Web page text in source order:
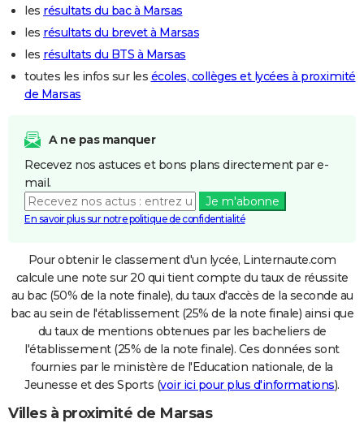
les résultats du bac à Marsas
les résultats du brevet à Marsas
les résultats du BTS à Marsas
toutes les infos sur les écoles, collèges et lycées à proximité
de Marsas
A ne pas manquer
Recevez nos astuces et bons plans directement par e-
mail.
Je m'abonne
En savoir plus sur notre politique de confidentialité
Pour obtenir le classement d'un lycée, Linternaute.com
calcule une note sur 20 qui tient compte du taux de réussite
au bac (50% de la note finale), du taux d'accès de la seconde au
bac au sein de l'établissement (25% de la note finale) ainsi que
du taux de mentions obtenues par les bacheliers de
l'établissement (25% de la note finale). Ces données sont
fournies par le ministère de l'Education nationale, de la
Jeunesse et des Sports (voir ici pour plus d'informations).
Villes à proximité de Marsas